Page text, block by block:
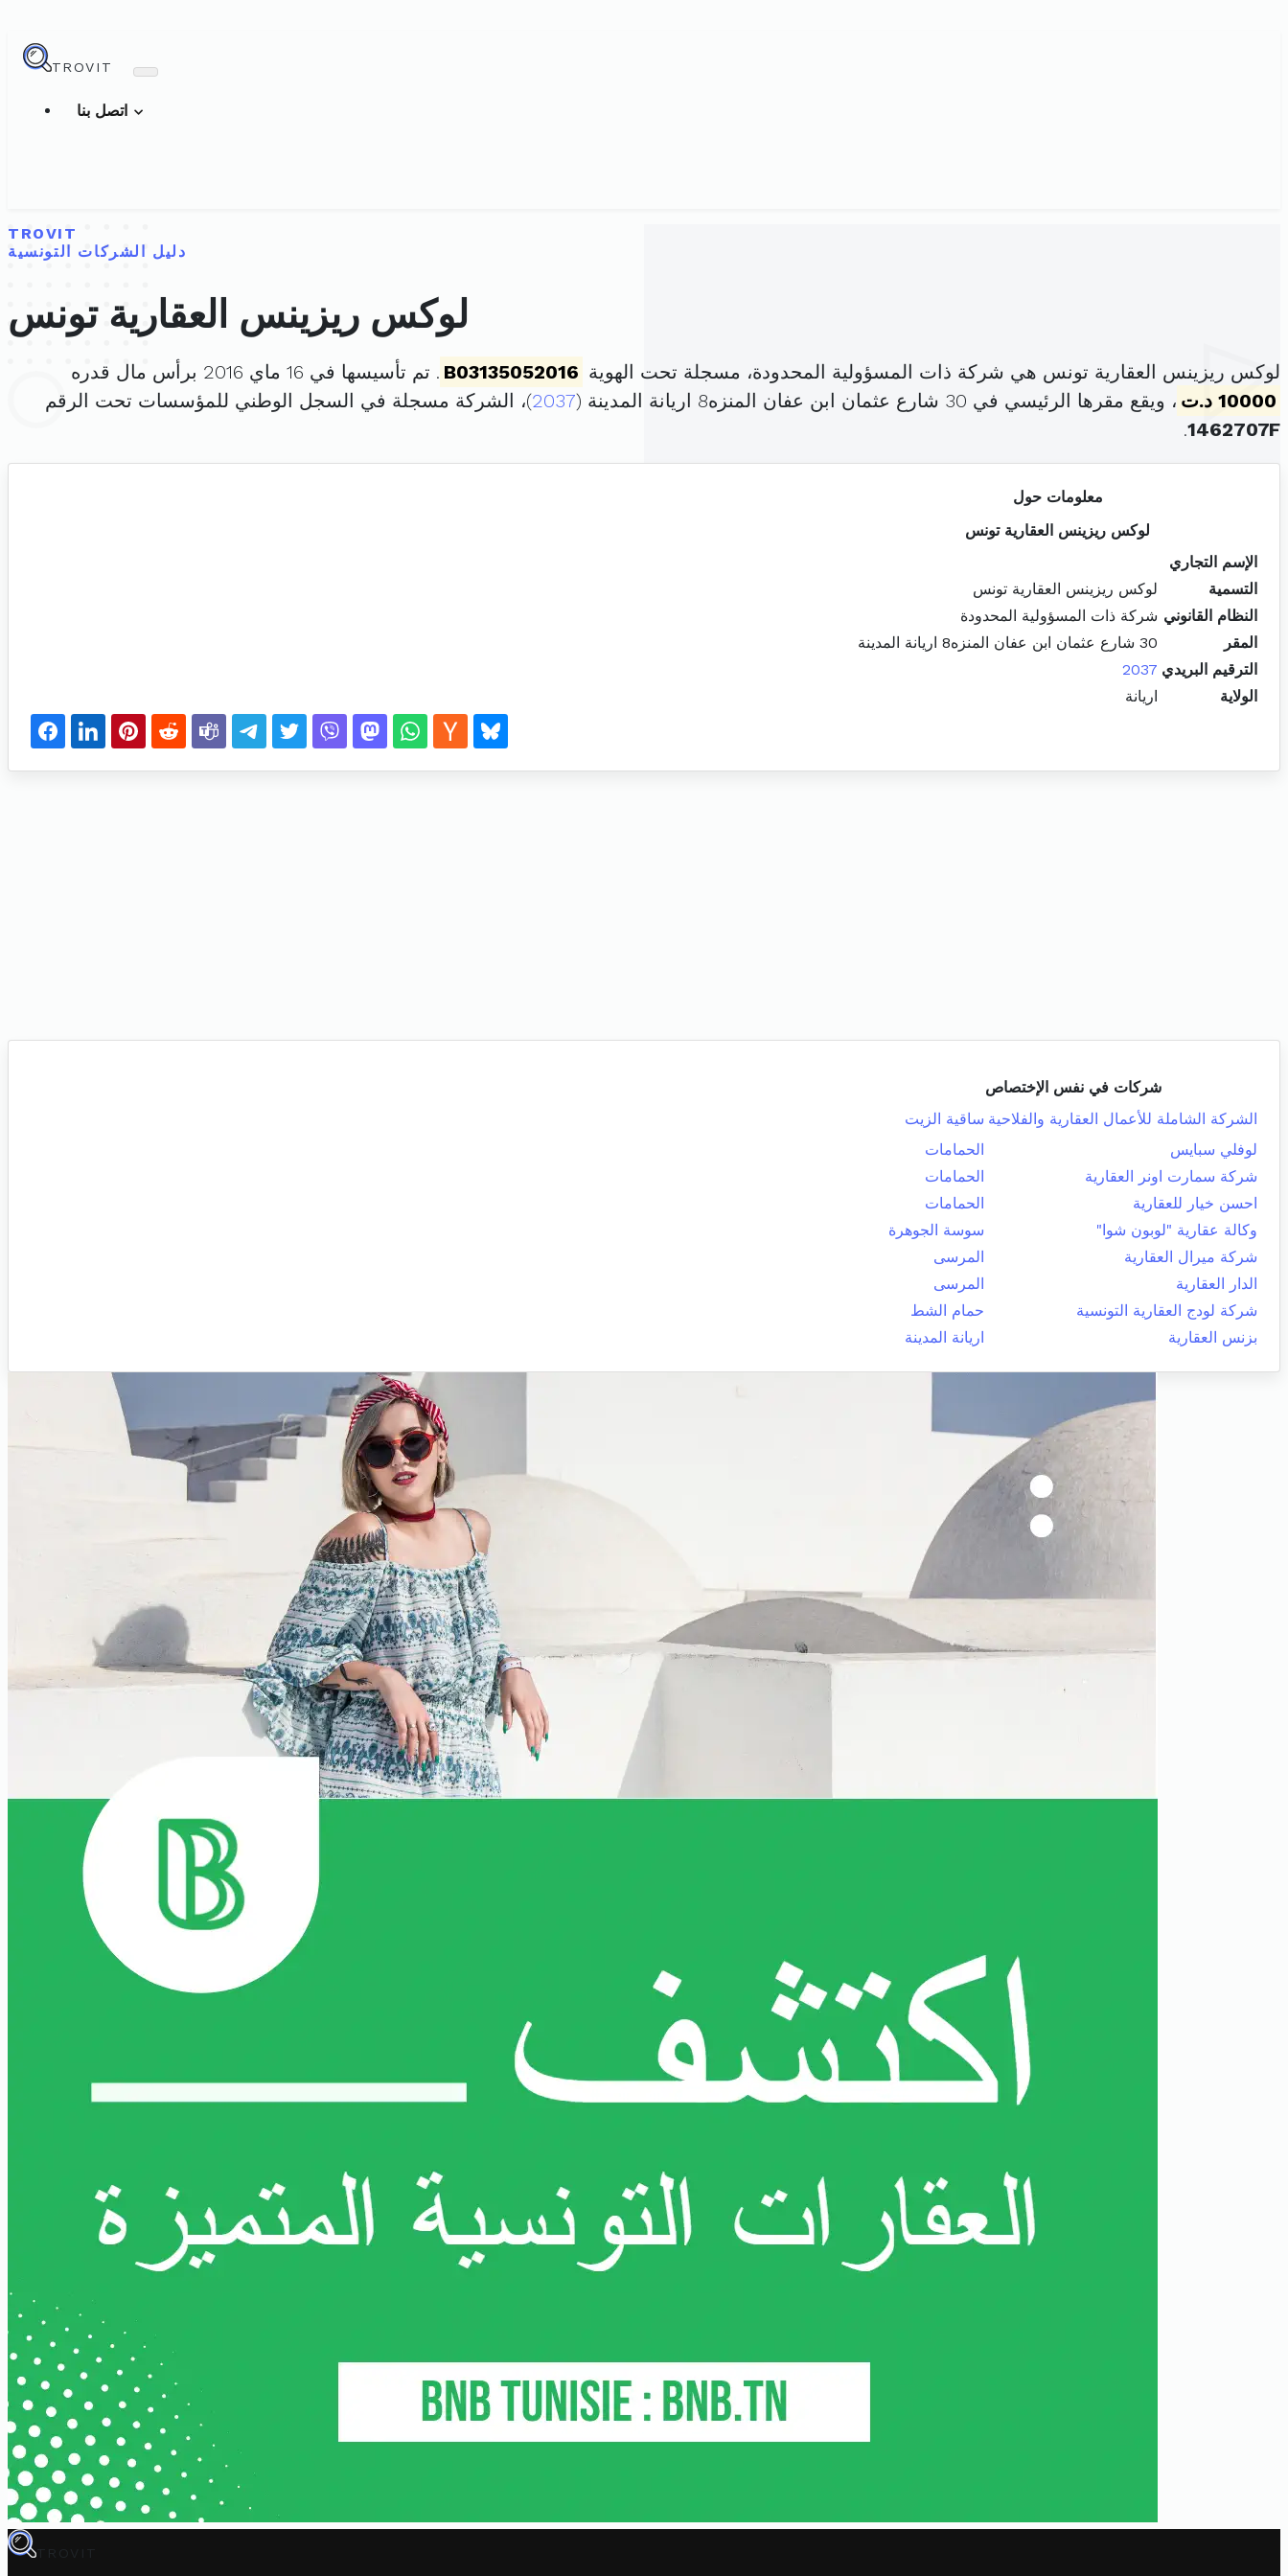
TROVIT
TROVIT
دليل الشركات التونسية
لوكس ريزينس العقارية تونس
لوكس ريزينس العقارية تونس هي شركة ذات المسؤولية المحدودة، مسجلة تحت الهوية B03135052016 . تم تأسيسها في 16 ماي 2016 برأس مال قدره
10000 د.ت
، ويقع مقرها الرئيسي في 30 شارع عثمان ابن عفان المنزه8 اريانة المدينة ( 2037)، الشركة مسجلة في السجل الوطني للمؤسسات تحت الرقم
1462707F
.
معلومات حول
لوكس ريزينس العقارية تونس
الإسم التجاري
التسمية
لوكس ريزينس العقارية تونس
النظام القانوني شركة ذات المسؤولية المحدودة
المقر
30 شارع عثمان ابن عفان المنزه8 اريانة المدينة
الترقيم البريدي 2037
الولاية
اريانة
شركات في نفس الإختصاص
الشركة الشاملة للأعمال العقارية والفلاحية ساقية الزيت
لوفلي سبايس
الحمامات
شركة سمارت اونر العقارية
الحمامات
احسن خيار للعقارية
الحمامات
وكالة عقارية "لوبون شوا"
سوسة الجوهرة
شركة ميرال العقارية
المرسى
الدار العقارية
المرسى
شركة لودج العقارية التونسية
حمام الشط
بزنس العقارية
اريانة المدينة
TROVIT